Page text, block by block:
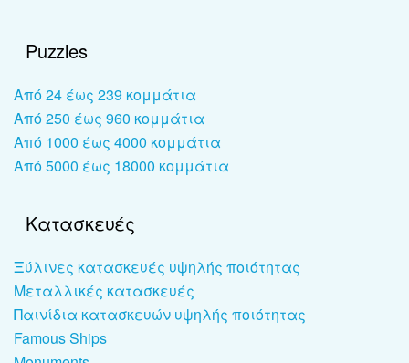
Puzzles
Από 24 έως 239 κομμάτια
Από 250 έως 960 κομμάτια
Από 1000 έως 4000 κομμάτια
Από 5000 έως 18000 κομμάτια
Κατασκευές
Ξύλινες κατασκευές υψηλής ποιότητας
Μεταλλικές κατασκευές
Παινίδια κατασκευών υψηλής ποιότητας
Famous Ships